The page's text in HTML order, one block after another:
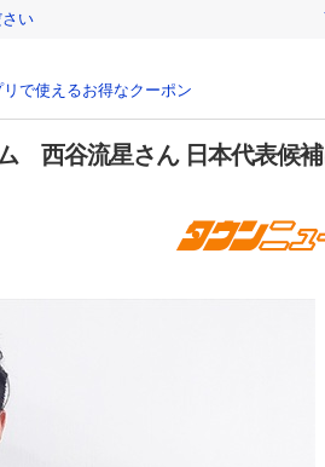
い
で使えるお得なクーポン
ム 西谷流星さん 日本代表候